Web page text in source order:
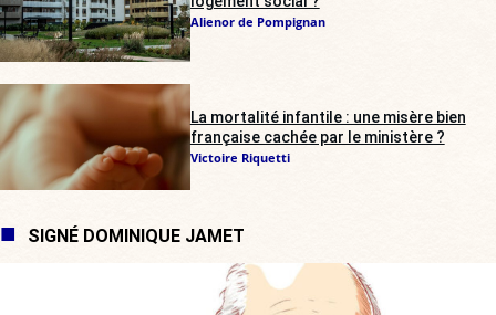
Alienor de Pompignan
La mortalité infantile : une misère bien
française cachée par le ministère ?
Victoire Riquetti
SIGNÉ DOMINIQUE JAMET